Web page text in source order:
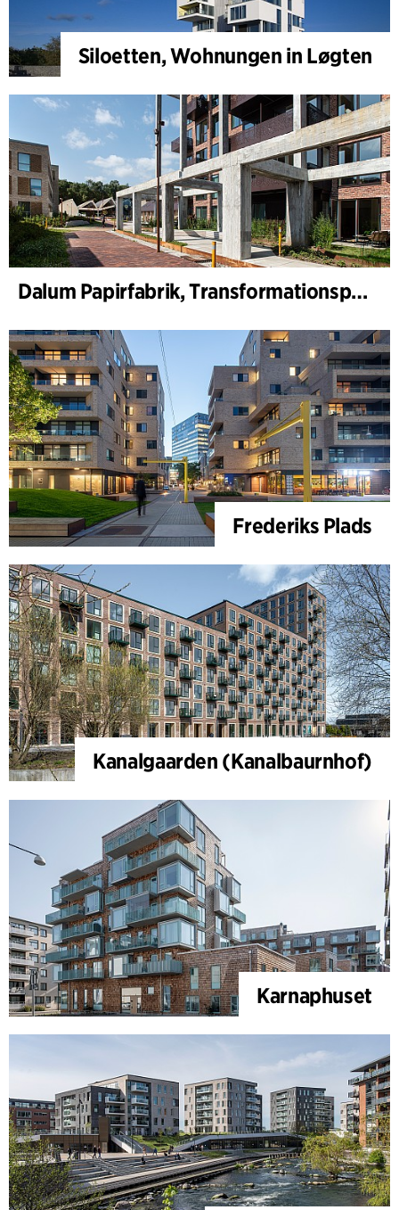
Siloetten, Wohnungen in Løgten
Dalum Papirfabrik, Transformationsplan
Frederiks Plads
Kanalgaarden (Kanalbaurnhof)
Karnaphuset